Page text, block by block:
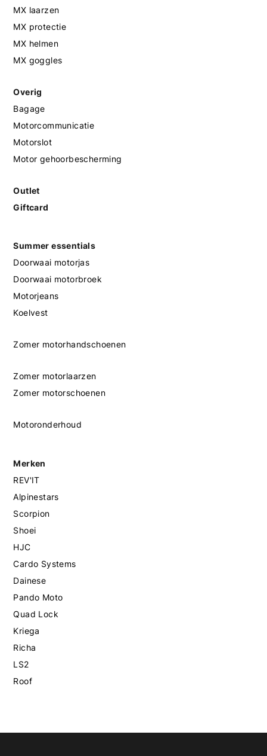
MX laarzen
MX protectie
MX helmen
MX goggles
Overig
Bagage
Motorcommunicatie
Motorslot
Motor gehoorbescherming
Outlet
Giftcard
Summer essentials
Doorwaai motorjas
Doorwaai motorbroek
Motorjeans
Koelvest
Zomer motorhandschoenen
Zomer motorlaarzen
Zomer motorschoenen
Motoronderhoud
Merken
REV'IT
Alpinestars
Scorpion
Shoei
HJC
Cardo Systems
Dainese
Pando Moto
Quad Lock
Kriega
Richa
LS2
Roof